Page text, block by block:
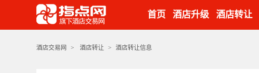
首页 酒店升级 酒店转让
酒店交易网 > 酒店转让 > 酒店转让信息